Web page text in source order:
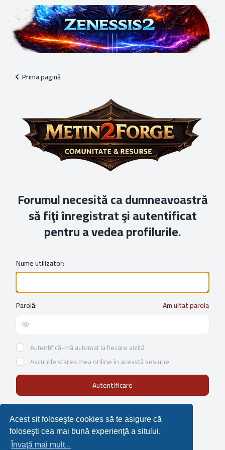
Acest sit foloseşte cookies să te asigure că
foloseşti cea mai bună experienţă a sitului.
Învaţă mai mult...
Prima pagină
Forumul necesită ca dumneavoastră
să fiţi înregistrat şi autentificat
pentru a vedea profilurile.
Nume utilizator:
Parolă: Am uitat parola
Show/hide password
Autentifică-mă automat la fiecare vizită
Ascunde starea mea online în această sesiune
Not a member?Înregistrare